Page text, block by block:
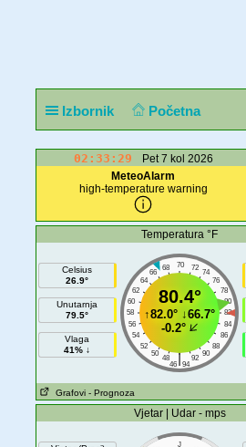
Izbornik Početna
02:33:29
Pet 7 kol 2026
MeteoAlarm
high-temperature warning
Temperatura °F
Celsius
26.9°
Unutarnja
79.5°
Vlaga
41% ↓
70
68 72
66
74
64
76
62
78
60
80
58
82
56
84
54
86
52
88
50
90
48 92
|
46 94
80.4°
↑82.0° ↓66.7°
-0.2°
Grafovi - Prognoza
Vjetar | Udar - mps
J